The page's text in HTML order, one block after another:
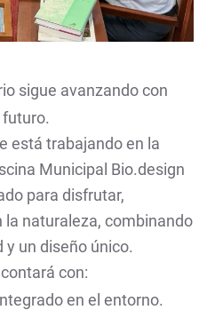
sigue avanzando con
está trabajando en la
Municipal Bio.design
para disfrutar,
la naturaleza, combinando
un diseño único.
con:
en el entorno.